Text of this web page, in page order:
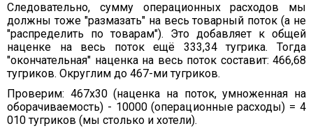
Следовательно, сумму операционных расходов мы
должны тоже "размазать" на весь товарный поток (а не
"распределить по товарам"). Это добавляет к общей
наценке на весь поток ещё 333,34 тугрика. Тогда
"окончательная" наценка на весь поток составит: 466,68
тугриков. Округлим до 467-ми тугриков.
Проверим: 467х30 (наценка на поток, умноженная на
оборачиваемость) - 10000 (операционные расходы) = 4
010 тугриков (мы столько и хотели).